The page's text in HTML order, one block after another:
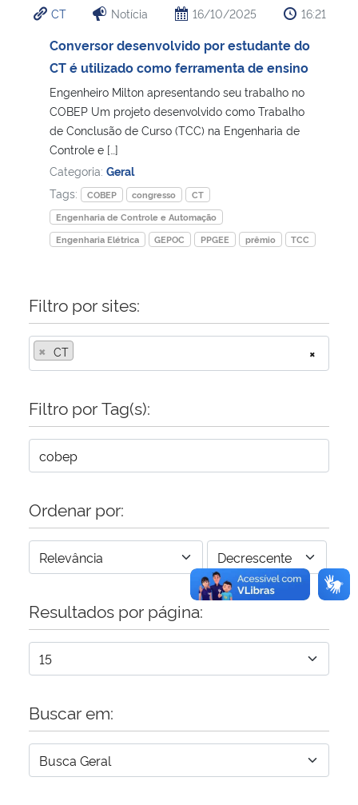
Ministério da Cidadania
Ministério de Minas e Energia
Ministério da Ciência, Tecnologia, Inovações e Comunicações
Ministério do Meio Ambiente
Ministério do Turismo
Controladoria-Geral da União
Ministério da Mulher, da Família e dos Direitos Humanos
Secretaria de Governo
Advocacia-Geral da União
Banco Central do Brasil
Planalto
CT Notícia 16/10/2025 16:21
Conversor desenvolvido por estudante do
CT é utilizado como ferramenta de ensino
Engenheiro Milton apresentando seu trabalho no
COBEP Um projeto desenvolvido como Trabalho
de Conclusão de Curso (TCC) na Engenharia de
Controle e […]
Categoria: Geral
Tags:
COBEP congresso
CT
Engenharia de Controle e Automação
Engenharia Elétrica
GEPOC PPGEE prêmio TCC
Filtro por sites:
×
× CT
Filtro por Tag(s):
Ordenar por:
Resultados por página:
Buscar em: